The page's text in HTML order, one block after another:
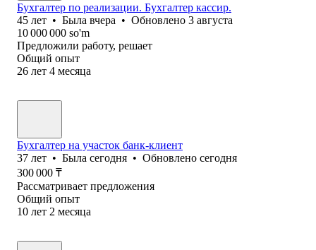
Бухгалтер по реализации. Бухгалтер кассир.
45 лет • Была вчера • Обновлено 3 августа
10 000 000 so'm
Предложили работу, решает
Общий опыт
26 лет 4 месяца
Бухгалтер на участок банк-клиент
37 лет • Была сегодня • Обновлено сегодня
300 000 ₸
Рассматривает предложения
Общий опыт
10 лет 2 месяца